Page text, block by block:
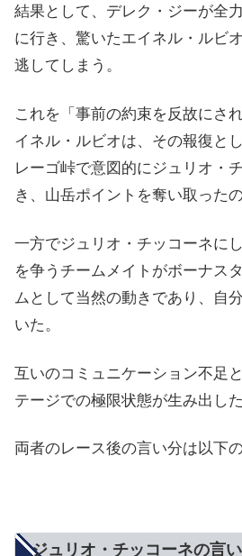
結果として、デレク・ジーが全
に行き、驚いたエイネル・ルビ
逃してしまう。
これを「事前の約束を反故にさ
イネル・ルビオは、その報復と
レーゴ峠で意図的にジュリオ・
き、山岳ポイントを奪い取ったの
一方でジュリオ・チッコーネに
を争うチームメイトがボーナス
ムとして当然の動きであり、自
いた。
互いのコミュニケーション不足
テージでの極限状態が生み出し
両者のレース後の言い分は以下の
ジュリオ・チッコーネの言